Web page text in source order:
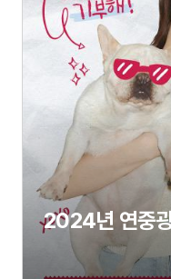
2024년 연중